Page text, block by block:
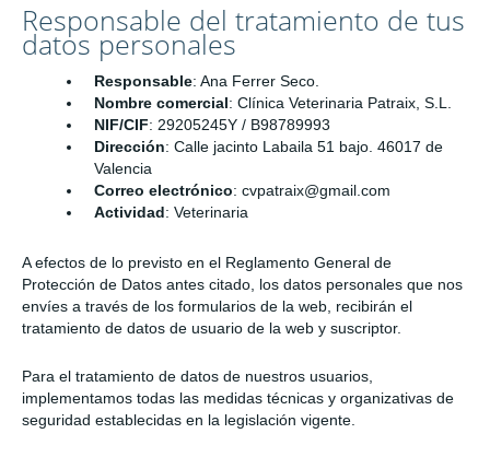
Responsable del tratamiento de tus
datos personales
Responsable: Ana Ferrer Seco.
Nombre comercial : Clínica Veterinaria Patraix, S.L.
NIF/CIF: 29205245Y / B98789993
Dirección: Calle jacinto Labaila 51 bajo. 46017 de
Valencia
Correo electrónico: cvpatraix@gmail.com
Actividad : Veterinaria
A efectos de lo previsto en el Reglamento General de
Protección de Datos antes citado, los datos personales que nos
envíes a través de los formularios de la web, recibirán el
tratamiento de datos de usuario de la web y suscriptor.
Para el tratamiento de datos de nuestros usuarios,
implementamos todas las medidas técnicas y organizativas de
seguridad establecidas en la legislación vigente.